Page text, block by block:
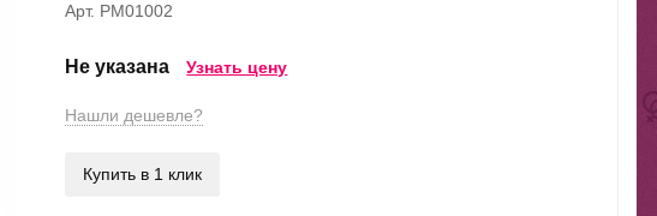
Арт. PM01002
Не указана Узнать цену
Нашли дешевле?
Купить в 1 клик